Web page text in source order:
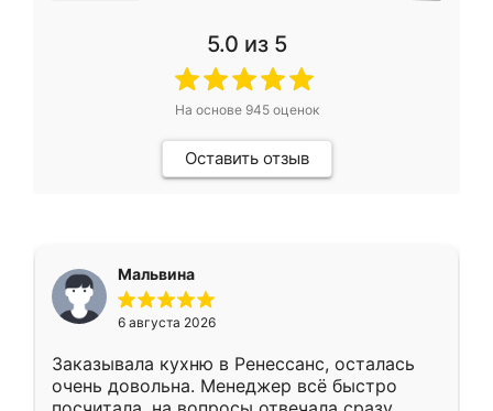
5.0 из 5
На основе 945оценок
Оставить отзыв
Мальвина
6 августа 2026
Заказывала кухню в Ренессанс, осталась
очень довольна. Менеджер всё быстро